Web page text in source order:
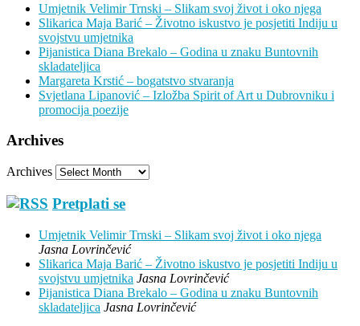
Umjetnik Velimir Trnski – Slikam svoj život i oko njega
Slikarica Maja Barić – Životno iskustvo je posjetiti Indiju u
svojstvu umjetnika
Pijanistica Diana Brekalo – Godina u znaku Buntovnih
skladateljica
Margareta Krstić – bogatstvo stvaranja
Svjetlana Lipanović – Izložba Spirit of Art u Dubrovniku i
promocija poezije
Archives
Archives
Pretplati se
Umjetnik Velimir Trnski – Slikam svoj život i oko njega
Jasna Lovrinčević
Slikarica Maja Barić – Životno iskustvo je posjetiti Indiju u
svojstvu umjetnika Jasna Lovrinčević
Pijanistica Diana Brekalo – Godina u znaku Buntovnih
skladateljica Jasna Lovrinčević